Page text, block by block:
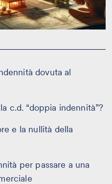
dovuta al
c.d. “doppia indennità”?
e la nullità della
per passare a una